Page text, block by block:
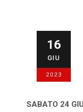
16
GIU
2023
SABATO 24